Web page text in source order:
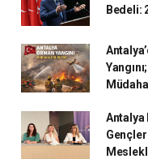
Bedeli:
Antalya